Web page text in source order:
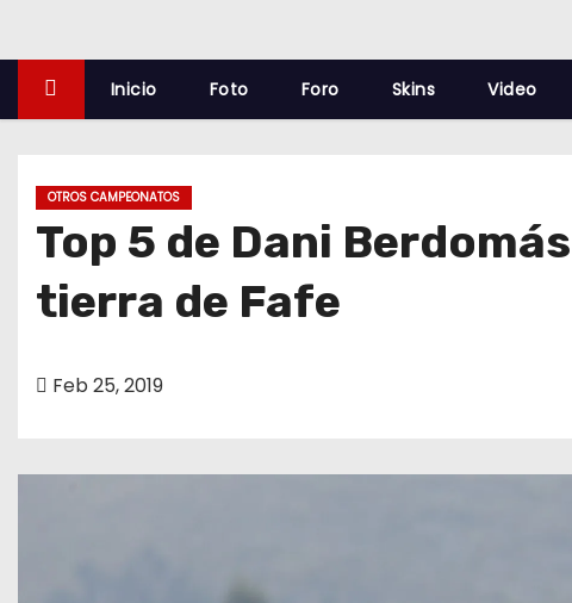
Inicio Foto Foro Skins Video
OTROS CAMPEONATOS
Top 5 de Dani
tierra de Fafe
Feb 25, 2019